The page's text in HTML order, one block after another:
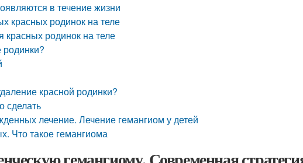
в течение жизни
красных родинок на теле
родинок на теле
красной родинки?
сделать
лечение. Лечение гемангиом у детей
Что такое гемангиома